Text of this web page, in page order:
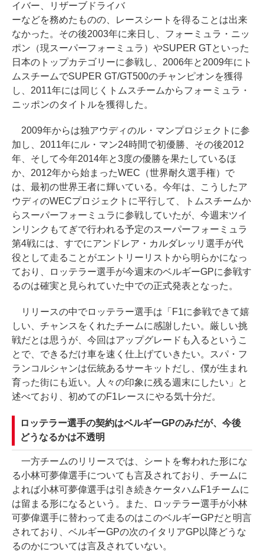
イバー、リザーブドライバ
ーなどを務めたものの、レースシートを得ることは出来
なかった。その後2003年に来日し、フォーミュラ・ニッ
ポン（現スーパーフォーミュラ）やSUPER GTといった
日本のトップカテゴリーに参戦し、2006年と2009年にト
ムスチームでSUPER GT/GT500のチャンピオンを獲得
し、2011年には同じくトムスチームからフォーミュラ・
ニッポンのタイトルを獲得した。
2009年からは独アウディのル・マンプロジェクトに参
加し、2011年にル・マン24時間で初優勝、その後2012
年、そして今年2014年と3度の優勝を果たしているほ
か、2012年から始まったWEC（世界耐久選手権）で
は、最初の世界王者に輝いている。今年は、こうしたア
ウディのWECプロジェクトに平行して、トムスチームか
らスーパーフォーミュラに参戦していたが、今週末ツイ
ンリンクもてぎで行われる予定のスーパーフォーミュラ
第4戦には、すでにアンドレア・カルダレッリ選手が代
役として走ることがエントリーリストから明らかになっ
ており、ロッテラー選手が今週末のベルギーGPに参戦す
るのは確実と見られていた中での正式発表となった。
リリースの中でロッテラー選手は「F1に参戦できて嬉
しい、チャンスをくれたチームに感謝したい。厳しい挑
戦だとは思うが、今回はアップグレードも入るというこ
とで、できるだけ車を速く仕上げていきたい。スパ・フ
ランコルシャンは伝統あるサーキットだし、僕が生まれ
育った街にも近い。人々の印象に残る週末にしたい」と
述べており、初めてのF1レースにやる気十分だ。
ロッテラー選手の契約はベルギーGPのみだが、今後
どうなるかは不透明
一方チームのリリースでは、シートを奪われた形にな
る小林可夢偉選手についても言及されており、チームに
よれば小林可夢偉選手は引き続きケータハムF1チームに
は留まる形になるという。また、ロッテラー選手が小林
可夢偉選手に替わって走るのはこのベルギーGPだと明言
されており、ベルギーGPの次のイタリアGP以降どうな
るのかについては言及されていない。